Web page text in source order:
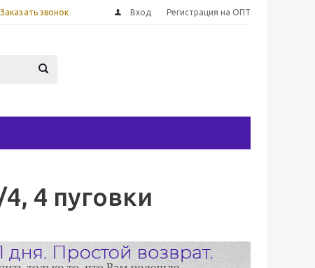
Заказать звонок Вход Регистрация на ОПТ
4 пуговки